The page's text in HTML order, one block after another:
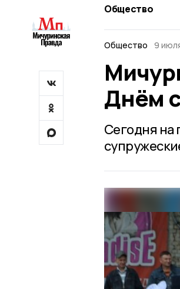
Общество
Общество 9
Днём
Сегодня на